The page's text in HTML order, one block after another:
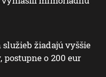
žiadajú vyššie
o 200 eur